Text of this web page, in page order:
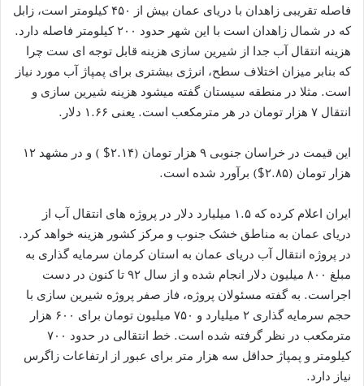
فاصله تقریبی زاهدان با دریای عمان بیش از ۴۵۰ کیلومتر است، زابل
که در شمال زاهدان است با این شهر حدود ۲۰۰ کیلومتر فاصله دارد.
هزینه انتقال آب جدا از شیرین سازی هزینه قابل توجه ای ست چرا
که بنابر میزان اختلاف سطح، انرژی بیشتری برای پمپاژ آب مورد نیاز
است. مثلا در منطقه سیستان گفته میشود هزینه شیرین سازی و
انتقال ۷ هزار تومان در هر مترمکعب است. یعنی ۱.۶۶ دلار.
این قیمت در خراسان جنوبی ۹ هزار تومان (۲.۱۴$ ) و در مشهد ۱۲
هزار تومان (۲.۸۵$) برآورد شده است.
ایران اعلام کرده که ۱.۵ میلیارد دلار در پروژه های انتقال آب از
دریای عمان به مناطق خشک جنوب و مرکز کشور هزینه خواهد کرد.
در پروژه انتقال آب دریای عمان به استان کرمان سرمایه گذاری به
مبلغ ۸۰۰ میلیون دلار انجام شده و از سال ۹۲ تا کنون در دست
اجراست. به گفته مسئولان پروژه، فاز صفر پروژه شیرین سازی با
حجم سرمایه گذاری ۲ میلیارد و ۷۵۰ میلیون تومان برای ۶۰۰ هزار
مترمکعب در نظر گرفته شده است. خط انتقالی در حدود ۷۰۰
کیلومتر و پمپاژ حداقل سه هزار متر برای عبور از ارتفاعات زاگرس
نیاز دارد.